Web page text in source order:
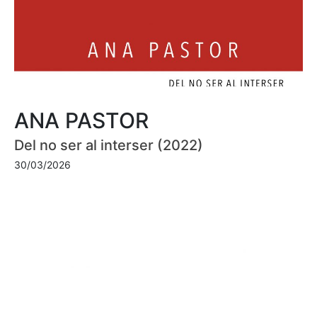
ANA PASTOR
Del no ser al interser (2022)
30/03/2026